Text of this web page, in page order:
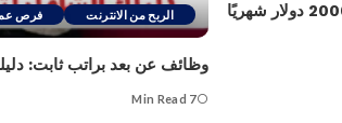
الربح من الانترنت فرص
وظائف عن بعد براتب ثابت:
7 Min Read